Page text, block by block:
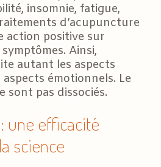
insomnie, fatigue,
d’acupuncture
action positive sur
symptômes. Ainsi,
autant les aspects
émotionnels. Le
sont pas dissociés.
une efficacité
science